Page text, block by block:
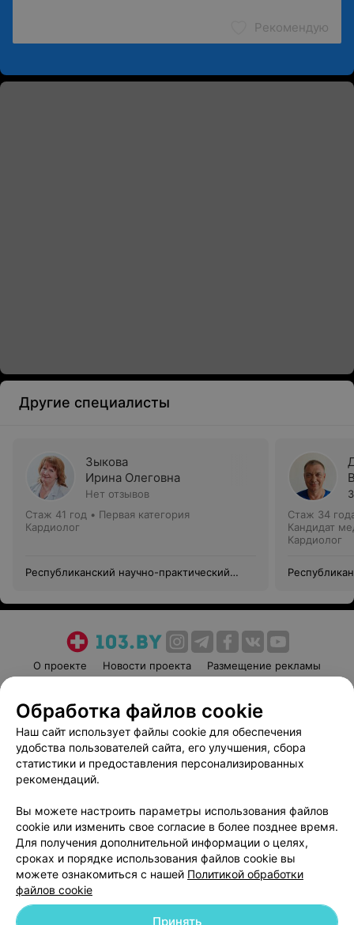
Рекомендую
Другие специалисты
Зыкова
Ирина Олеговна
Нет отзывов
Стаж 41 год • Первая категория
Кардиолог
Республиканский научно-практический
Стаж 34
Кандидат
Кардиолог
О проекте Новости проекта
Размещение рекламы
Пользовательское соглашение
Способы оплаты
Вакансии
Партнеры
Написать руководителю 103.by
Обработка персональных данных
Обработка файлов cookie
Наш сайт использует файлы cookie для обеспечения
удобства пользователей сайта, его улучшения, сбора
статистики и предоставления персонализированных
рекомендаций.
Вы можете настроить параметры использования файлов
cookie или изменить свое согласие в более позднее время.
Для получения дополнительной информации о целях,
сроках и порядке использования файлов cookie вы
можете ознакомиться с нашей Политикой обработки
файлов cookie
Принять